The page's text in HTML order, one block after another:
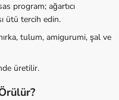
program; ağartıcı
ütü tercih edin.
tulum, amigurumi, şal ve
üretilir.